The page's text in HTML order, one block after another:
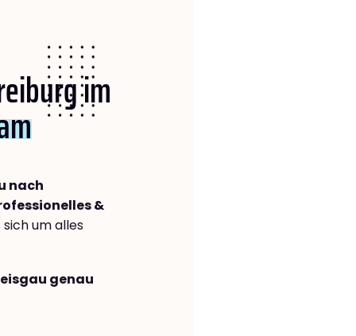
im
nach
&
sich um alles
genau